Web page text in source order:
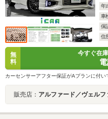
年
車
保
住
無
料
今すぐ在
カーセンサーアフター保証がAプランに付い
販売店： アルファード／ヴェル